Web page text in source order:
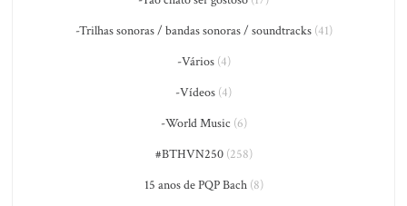
-Trilhas sonoras / bandas sonoras / soundtracks(41)
-Vários(4)
-Vídeos (4)
-World Music (6)
#BTHVN250(258)
15 anos de PQP Bach(8)